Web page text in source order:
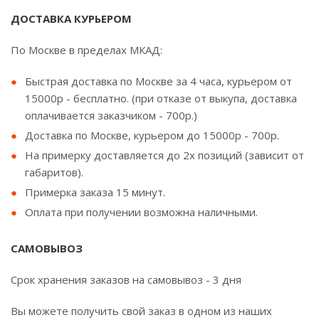
ДОСТАВКА КУРЬЕРОМ
По Москве в пределах МКАД:
Быстрая доставка по Москве за 4 часа, курьером от
15000р - бесплатно. (при отказе от выкупа, доставка
оплачивается заказчиком - 700р.)
Доставка по Москве, курьером до 15000р - 700р.
На примерку доставляется до 2х позиций (зависит от
габаритов).
Примерка заказа 15 минут.
Оплата при получении возможна наличными.
САМОВЫВОЗ
Срок хранения заказов на самовывоз - 3 дня
Вы можете получить свой заказ в одном из наших